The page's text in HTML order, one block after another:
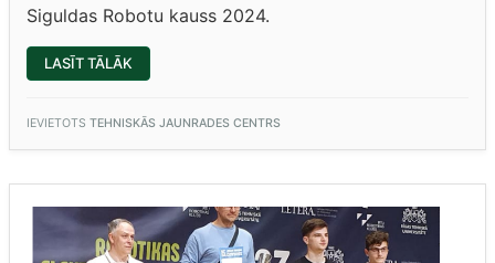
Siguldas Robotu kauss 2024.
LASĪT TĀLĀK
ROBOTU
IEVIETOTS TEHNISKĀS JAUNRADES CENTRS